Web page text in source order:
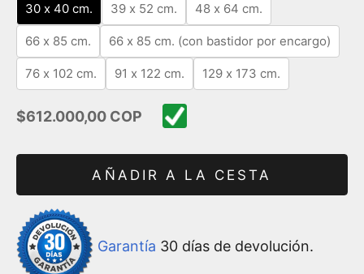
30 x 40 cm. 39 x 52 cm. 48 x 64 cm.
66 x 85 cm. 66 x 85 cm. (con bastidor por encargo)
76 x 102 cm. 91 x 122 cm. 129 x 173 cm.
Precio de oferta
$612.000,00 COP
AÑADIR A LA CESTA
Garantía 30 días de devolución.